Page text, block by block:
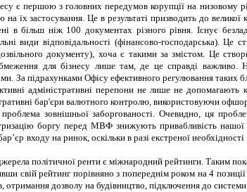
є першою з головних передумов корупції на низовому
їх застосування. Це в результаті призводить до
в більш ніж 100 документах різного рівня. Існує
види відповідальності (фінансово-господарська). Це
документу), хоча є такими за змістом. Це
для бізнесу лише там, де це справді важливо.
За підрахунками Офісу ефективного регулювання таких
адміністративні перепони не лише не
бар'єри валютного контролю, використовуючи
зовнішньої заборгованості. Очевидно, ця
боргу перед МВФ знижують привабливість нашої
входу на ринок, оскільки в разі екстреної
політичної ренти є міжнародний рейтинги. Таким
свій рейтинг порівняно з попереднім роком на 4
отримання дозволу на будівництво, підключення до